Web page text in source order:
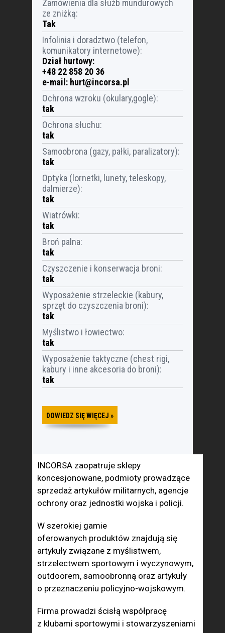
Zamówienia dla służb mundurowych
ze zniżką:
Tak
Infolinia i doradztwo (telefon,
komunikatory internetowe):
Dział hurtowy:
+48 22 858 20 36
e-mail: hurt@incorsa.pl
Ochrona wzroku (okulary,gogle):
tak
Ochrona słuchu:
tak
Samoobrona (gazy, pałki, paralizatory):
tak
Optyka (lornetki, lunety, teleskopy,
dalmierze):
tak
Wiatrówki:
tak
Broń palna:
tak
Czyszczenie i konserwacja broni:
tak
Wyposażenie strzeleckie (kabury,
sprzęt do czyszczenia broni):
tak
Myślistwo i łowiectwo:
tak
Wyposażenie taktyczne (chest rigi,
kabury i inne akcesoria do broni):
tak
DOWIEDZ SIĘ WIĘCEJ »
INCORSA zaopatruje sklepy
koncesjonowane, podmioty prowadzące
sprzedaż artykułów militarnych, agencje
ochrony oraz jednostki wojska i policji.
W szerokiej gamie
oferowanych produktów znajdują się
artykuły związane z myślistwem,
strzelectwem sportowym i wyczynowym,
outdoorem, samoobronną oraz artykuły
o przeznaczeniu policyjno-wojskowym.
Firma prowadzi ścisłą współpracę
z klubami sportowymi i stowarzyszeniami